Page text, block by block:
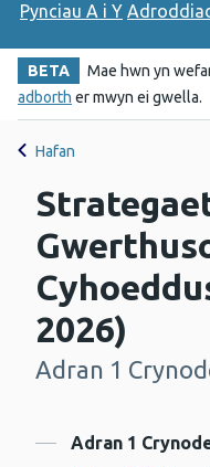
Pynciau A i Y
BETA
Mae hwn yn
adborth er mwyn ei gwella.
Hafan
2026)
-
Adran 1
Cynnwys
Adran 1